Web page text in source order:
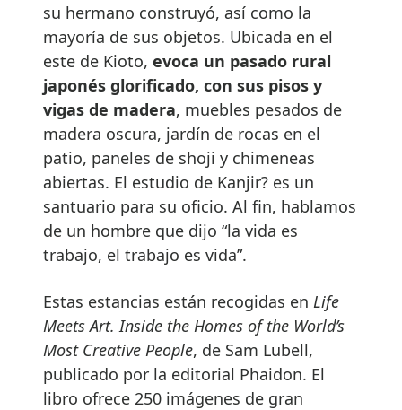
su hermano construyó, así como la
mayoría de sus objetos. Ubicada en el
este de Kioto, evoca un pasado rural
japonés glorificado, con sus pisos y
vigas de madera, muebles pesados de
madera oscura, jardín de rocas en el
patio, paneles de shoji y chimeneas
abiertas. El estudio de Kanjir? es un
santuario para su oficio. Al fin, hablamos
de un hombre que dijo “la vida es
trabajo, el trabajo es vida”.
Estas estancias están recogidas en Life
Meets Art. Inside the Homes of the World’s
Most Creative People, de Sam Lubell,
publicado por la editorial Phaidon. El
libro ofrece 250 imágenes de gran